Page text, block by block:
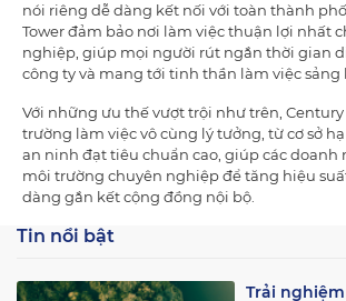
nói riêng dễ dàng kết nối với toàn thành
Tower đảm bảo nơi làm việc thuận lợi nhất
nghiệp, giúp mọi người rút ngắn thời gian
công ty và mang tới tinh thần làm việc sảng
Với những ưu thế vượt trội như trên, Century
trường làm việc vô cùng lý tưởng, từ cơ sở
an ninh đạt tiêu chuẩn cao, giúp các doanh
môi trường chuyên nghiệp để tăng hiệu
dàng gắn kết cộng đồng nội bộ.
Tin nổi bật
Trải